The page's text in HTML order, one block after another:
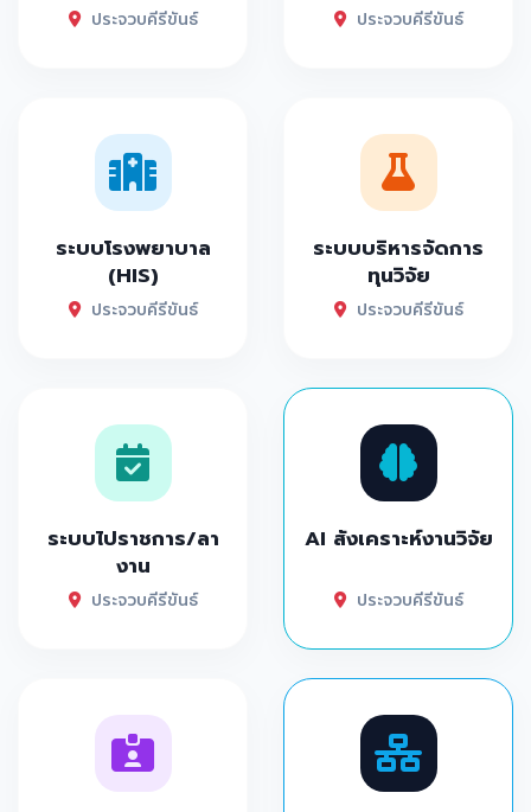
ประจวบคีรีขันธ์ ประจวบคีรีขันธ์
ระบบโรงพยาบาล
(HIS)
ประจวบคีรีขันธ์
ระบบบริหารจัดการ
ทุนวิจัย
ประจวบคีรีขันธ์
ระบบไปราชการ/ลา
งาน
ประจวบคีรีขันธ์
AI สังเคราะห์งานวิจัย
ประจวบคีรีขันธ์